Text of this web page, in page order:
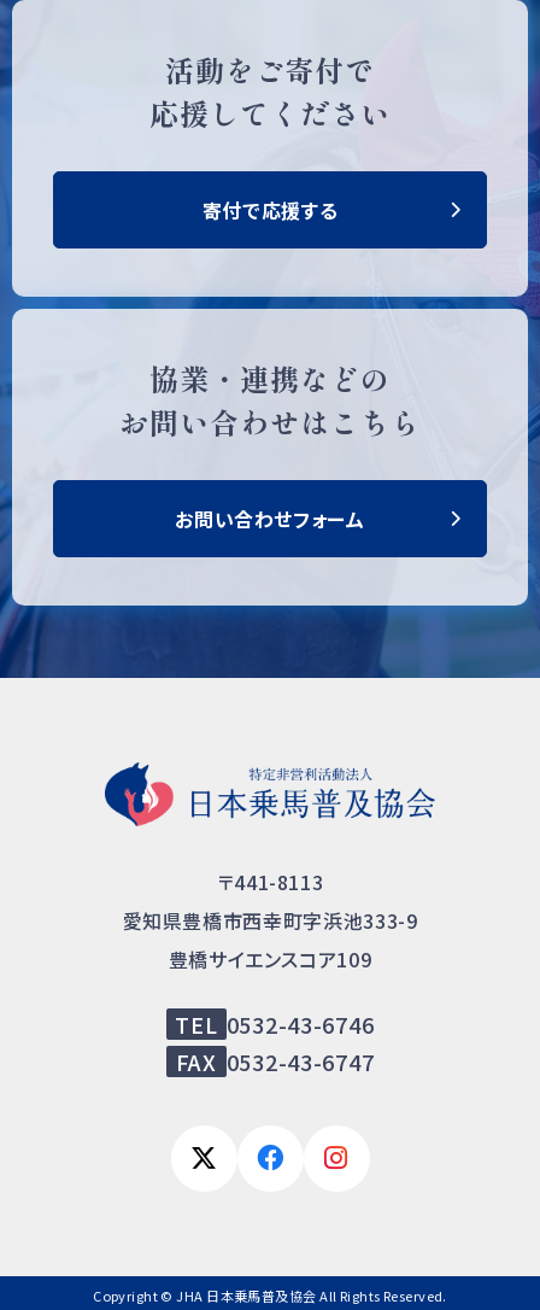
活動をご寄付で
応援してください
寄付で応援する
協業・連携などの
お問い合わせはこちら
お問い合わせフォーム
〒441-8113
愛知県豊橋市西幸町字浜池333-9
豊橋サイエンスコア109
TEL 0532-43-6746
FAX 0532-43-6747
Copyright © JHA 日本乗馬普及協会 All Rights Reserved.